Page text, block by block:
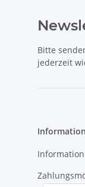
Bitte
jederzeit